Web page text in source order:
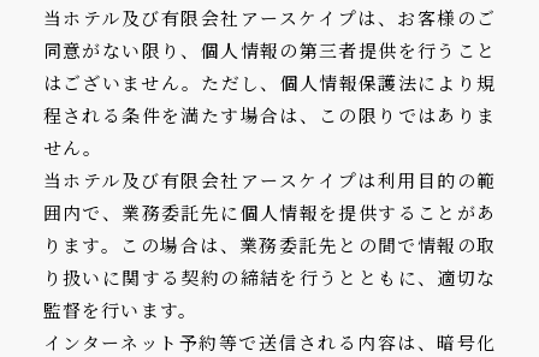
当ホテル及び有限会社アースケイプは、お客様のご
同意がない限り、個人情報の第三者提供を行うこと
はございません。ただし、個人情報保護法により規
程される条件を満たす場合は、この限りではありま
せん。
当ホテル及び有限会社アースケイプは利用目的の範
囲内で、業務委託先に個人情報を提供することがあ
ります。この場合は、業務委託先との間で情報の取
り扱いに関する契約の締結を行うとともに、適切な
監督を行います。
インターネット予約等で送信される内容は、暗号化